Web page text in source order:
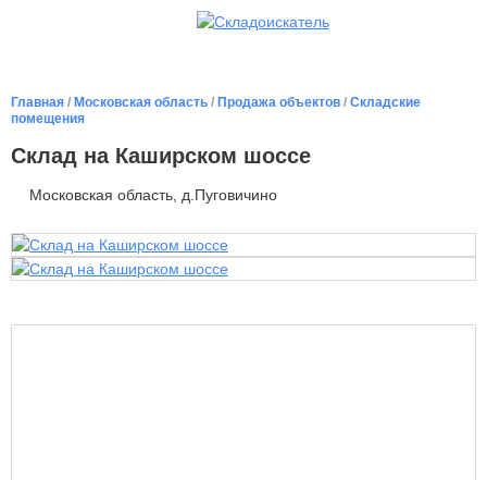
Главная / Московская область / Продажа объектов / Складские
помещения
Склад на Каширском шоссе
Московская область, д.Пуговичино